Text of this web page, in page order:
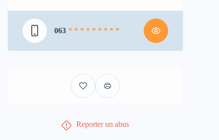
063 * * * * * * * * *
Reporter un abus